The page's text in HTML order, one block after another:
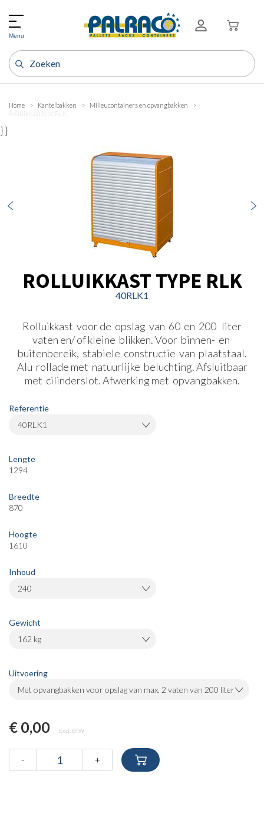
Menu
Home Kantelbakken
Milieucontainers en opvangbakken
} }
ROLLUIKKAST TYPE RLK
40RLK1
Rolluikkast voor de opslag van 60 en 200 liter
vaten en/ of kleine blikken. Voor binnen- en
buitenbereik, stabiele constructie van plaatstaal.
Alu rollade met natuurlijke beluchting. Afsluitbaar
met cilinderslot. Afwerking met opvangbakken.
Referentie
40RLK1
Lengte
1294
Breedte
870
Hoogte
1610
Inhoud
240
Gewicht
162 kg
Uitvoering
Met opvangbakken voor opslag van max. 2 vaten van 200 liter
€ 0,00 Excl. BTW
- +